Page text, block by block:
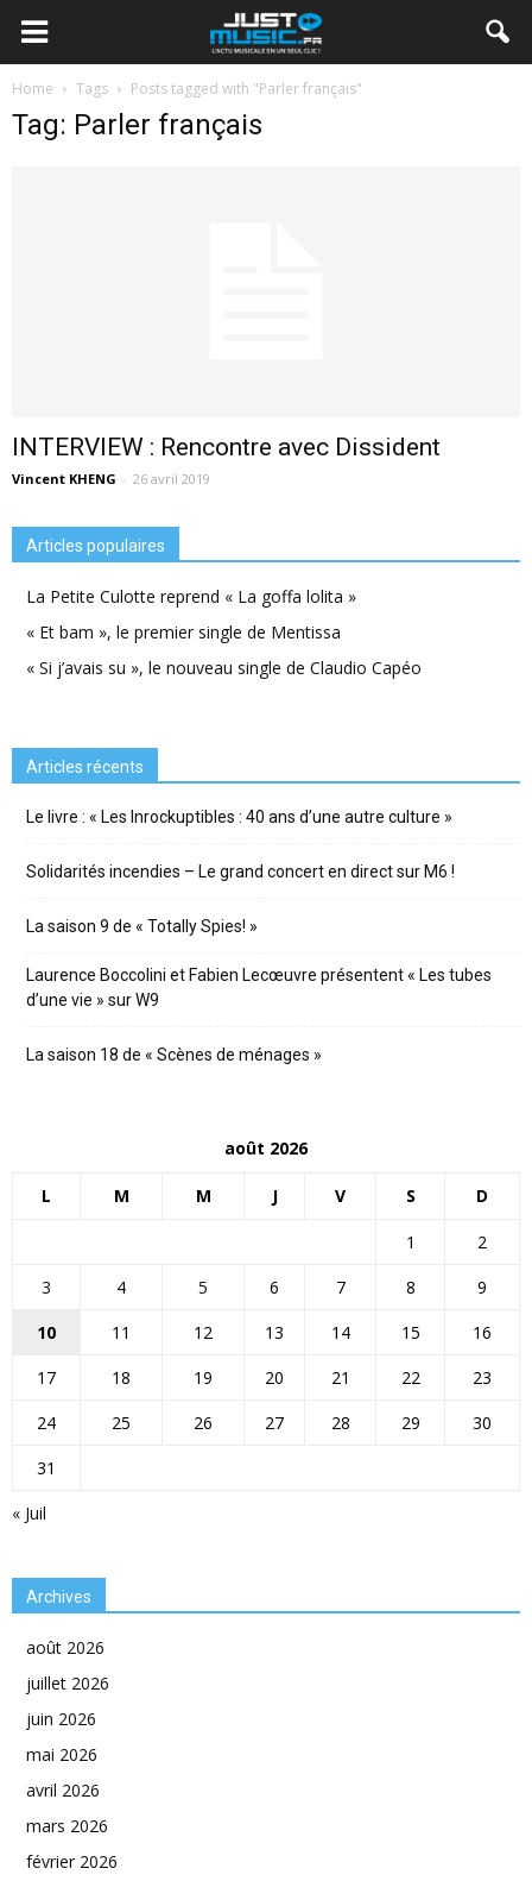
Home Tags Posts tagged with "Parler français"
Tag: Parler français
INTERVIEW : Rencontre avec Dissident
Vincent KHENG - 26 avril 2019
Articles populaires
La Petite Culotte reprend « La goffa lolita »
« Et bam », le premier single de Mentissa
« Si j’avais su », le nouveau single de Claudio Capéo
Articles récents
Le livre : « Les Inrockuptibles : 40 ans d’une autre culture »
Solidarités incendies – Le grand concert en direct sur M6 !
La saison 9 de « Totally Spies! »
Laurence Boccolini et Fabien Lecœuvre présentent « Les tubes
d’une vie » sur W9
La saison 18 de « Scènes de ménages »
août 2026
L M M J V S D
« Juil
1
2
3
4 5 6 7 8
9
10
11 12 13 14 15
16
17
18 19 20 21 22
23
24
25 26 27 28 29
30
31
Archives
août 2026
juillet 2026
juin 2026
mai 2026
avril 2026
mars 2026
février 2026